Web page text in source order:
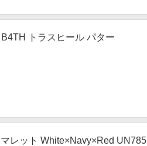
トラスヒール パター
レット White×Navy×Red UN785